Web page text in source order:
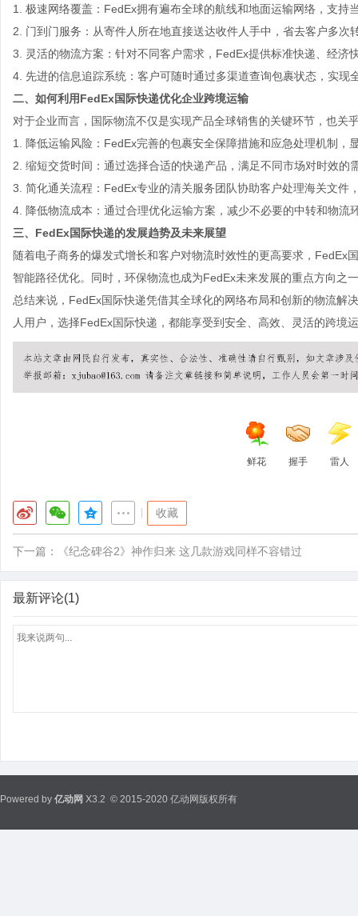
1. 极速网络覆盖：FedEx拥有遍布全球的航线和地面运输网络，支持
2. 门到门服务：从寄件人所在地直接送达收件人手中，省去客户多次
3. 灵活的物流方案：针对不同客户需求，FedEx提供标准快递、经济
4. 先进的信息追踪系统：客户可随时通过多渠道查询包裹状态，实现
二、如何利用FedEx国际快递优化企业跨境运输
对于企业而言，国际物流不仅是实现产品全球销售的关键环节，也
1. 降低运输风险：FedEx完善的包裹安全保障措施和应急处理机制，
2. 缩短交货时间：通过选择合适的快递产品，满足不同市场对时效的
3. 简化通关流程：FedEx专业的清关服务团队协助客户处理海关文件
4. 降低物流成本：通过合理优化运输方案，减少不必要的中转和物流
三、FedEx国际快递的发展趋势及未来展望
随着电子商务的爆发式增长和客户对物流时效性的更高要求，FedEx
智能路径优化。同时，环保物流也成为FedEx未来发展的重点方向之
总结来说，FedEx国际快递凭借其全球化的网络布局和创新的物流解
人用户，选择FedEx国际快递，都能享受到安全、高效、灵活的跨境
鲜花 握手 雷人
收藏
下一篇： 《纪念碑谷2》神作归来 这几款游戏同样不容错过
最新评论(1)
Powered by 亿动网 X3.2 © 2015-2020 亿动网版权所有